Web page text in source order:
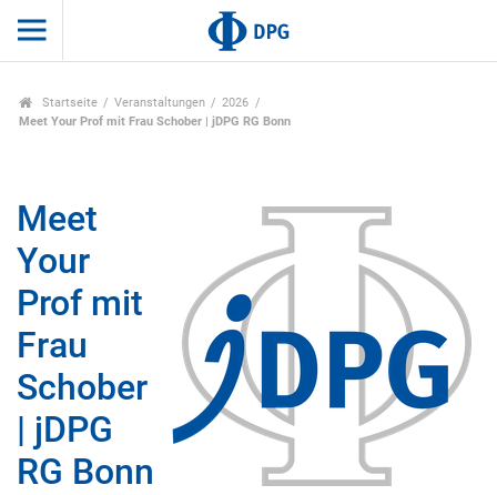
Startseite Veranstaltungen
2026
Meet Your Prof mit Frau Schober | jDPG RG Bonn
Meet
Your
Prof mit
Frau
Schober
| jDPG
RG Bonn